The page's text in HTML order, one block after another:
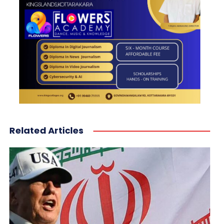
Related Articles